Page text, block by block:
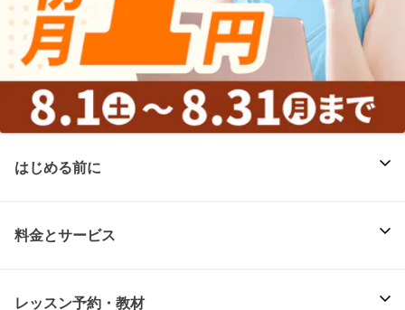
はじめる前に
料金とサービス
レッスン予約・教材